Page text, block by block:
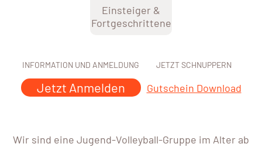
Einsteiger &
Fortgeschrittene
INFORMATION UND ANMELDUNG
Jetzt Anmelden
JETZT SCHNUPPERN
Gutschein Download
Wir sind eine Jugend-Volleyball-Gruppe im Alter ab